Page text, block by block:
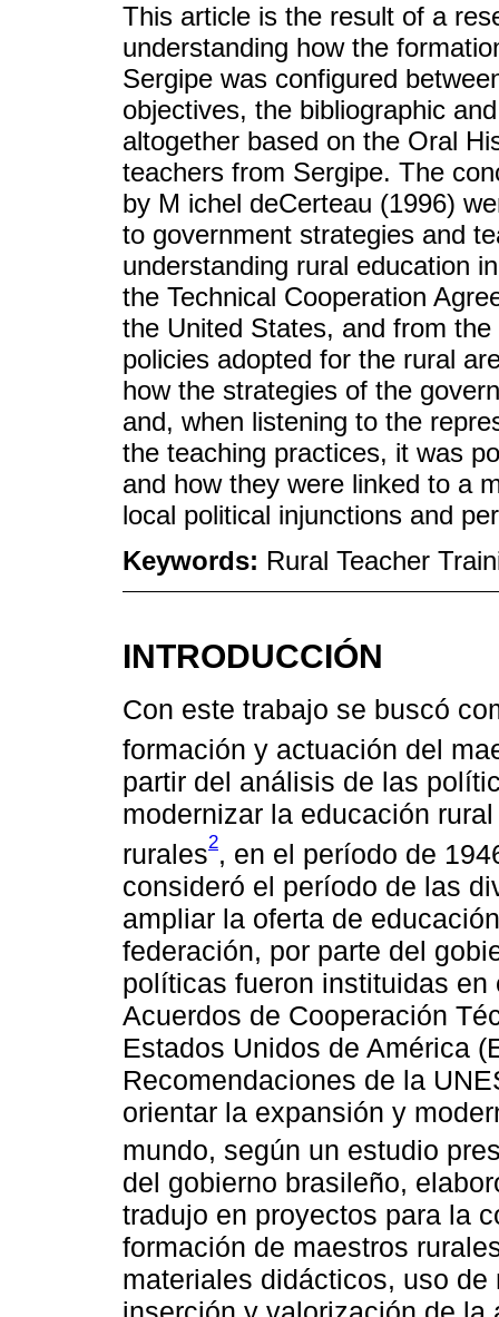
This article is the result of a
understanding how the
Sergipe was configured
objectives, the bibliographic
altogether based on the Oral
teachers from Sergipe. The
by M ichel deCerteau (1996)
to government strategies and
understanding rural education
the Technical Cooperation
the United States, and from
policies adopted for the rural
how the strategies of the
and, when listening to the
the teaching practices, it was
and how they were linked to a
local political injunctions and
Keywords: Rural Teacher
INTRODUCCIÓN
Con este trabajo se buscó
formación y actuación del
partir del análisis de las
modernizar la educación
rurales2, en el período de
consideró el período de las
ampliar la oferta de
federación, por parte del
políticas fueron instituidas
Acuerdos de Cooperación
Estados Unidos de América
Recomendaciones de la
orientar la expansión y
mundo, según un estudio
del gobierno brasileño,
tradujo en proyectos para la
formación de maestros
materiales didácticos, uso